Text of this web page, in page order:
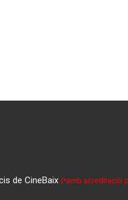
de CineBaix(*amb acreditació